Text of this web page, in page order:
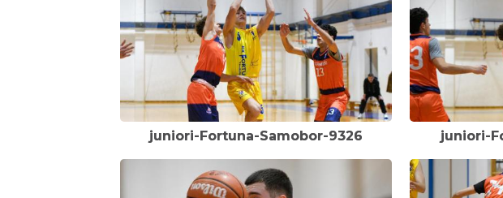
juniori-Fortuna-Samobor-9326 juniori-